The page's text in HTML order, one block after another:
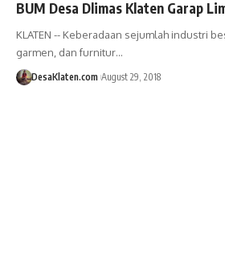
BUM Desa Dlimas Klaten Garap
KLATEN -- Keberadaan sejumlah industri
garmen, dan furnitur…
DesaKlaten.com August 29, 2018